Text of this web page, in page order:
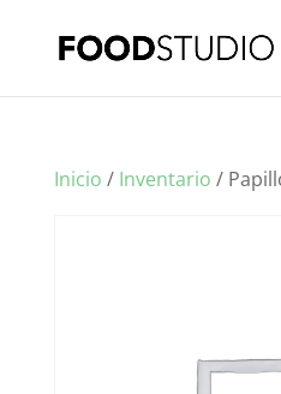
Inicio / Inventario /